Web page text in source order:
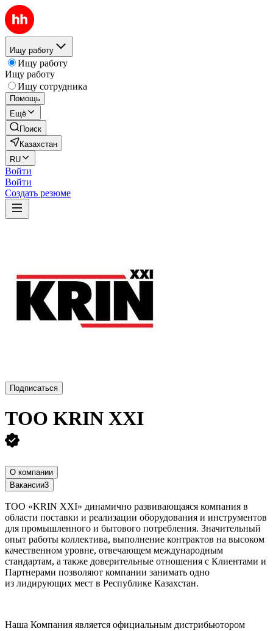
Ищу работу
Ищу работу
Ищу работу
Ищу сотрудника
Помощь
Ещё
Поиск
Казахстан
RU
Войти
Войти
Создать резюме
Подписаться
ТОО KRIN XXI
О компании
Вакансии3
ТОО «KRIN XXI» динамично развивающаяся компания в
области поставки и реализации оборудования и инструментов
для промышленного и бытового потребления. Значительный
опыт работы коллектива, выполнение контрактов на высоком
качественном уровне, отвечающем международным
стандартам, а также доверительные отношения с Клиентами и
Партнерами позволяют компании занимать одно
из лидирующих мест в Республике Казахстан.
Наша Компания является официальным дистрибьютором